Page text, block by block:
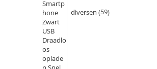
diversen 59